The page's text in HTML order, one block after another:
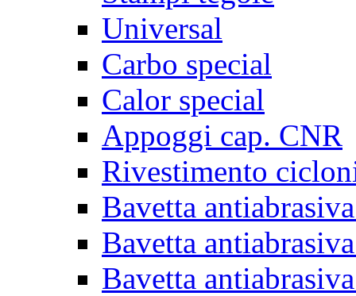
Universal
Carbo special
Calor special
Appoggi cap. CNR
Rivestimento
Bavetta
Bavetta
Bavetta